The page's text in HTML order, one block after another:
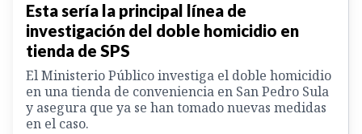
Esta sería la principal línea de
investigación del doble homicidio en
tienda de SPS
El Ministerio Público investiga el doble homicidio
en una tienda de conveniencia en San Pedro Sula
y asegura que ya se han tomado nuevas medidas
en el caso.